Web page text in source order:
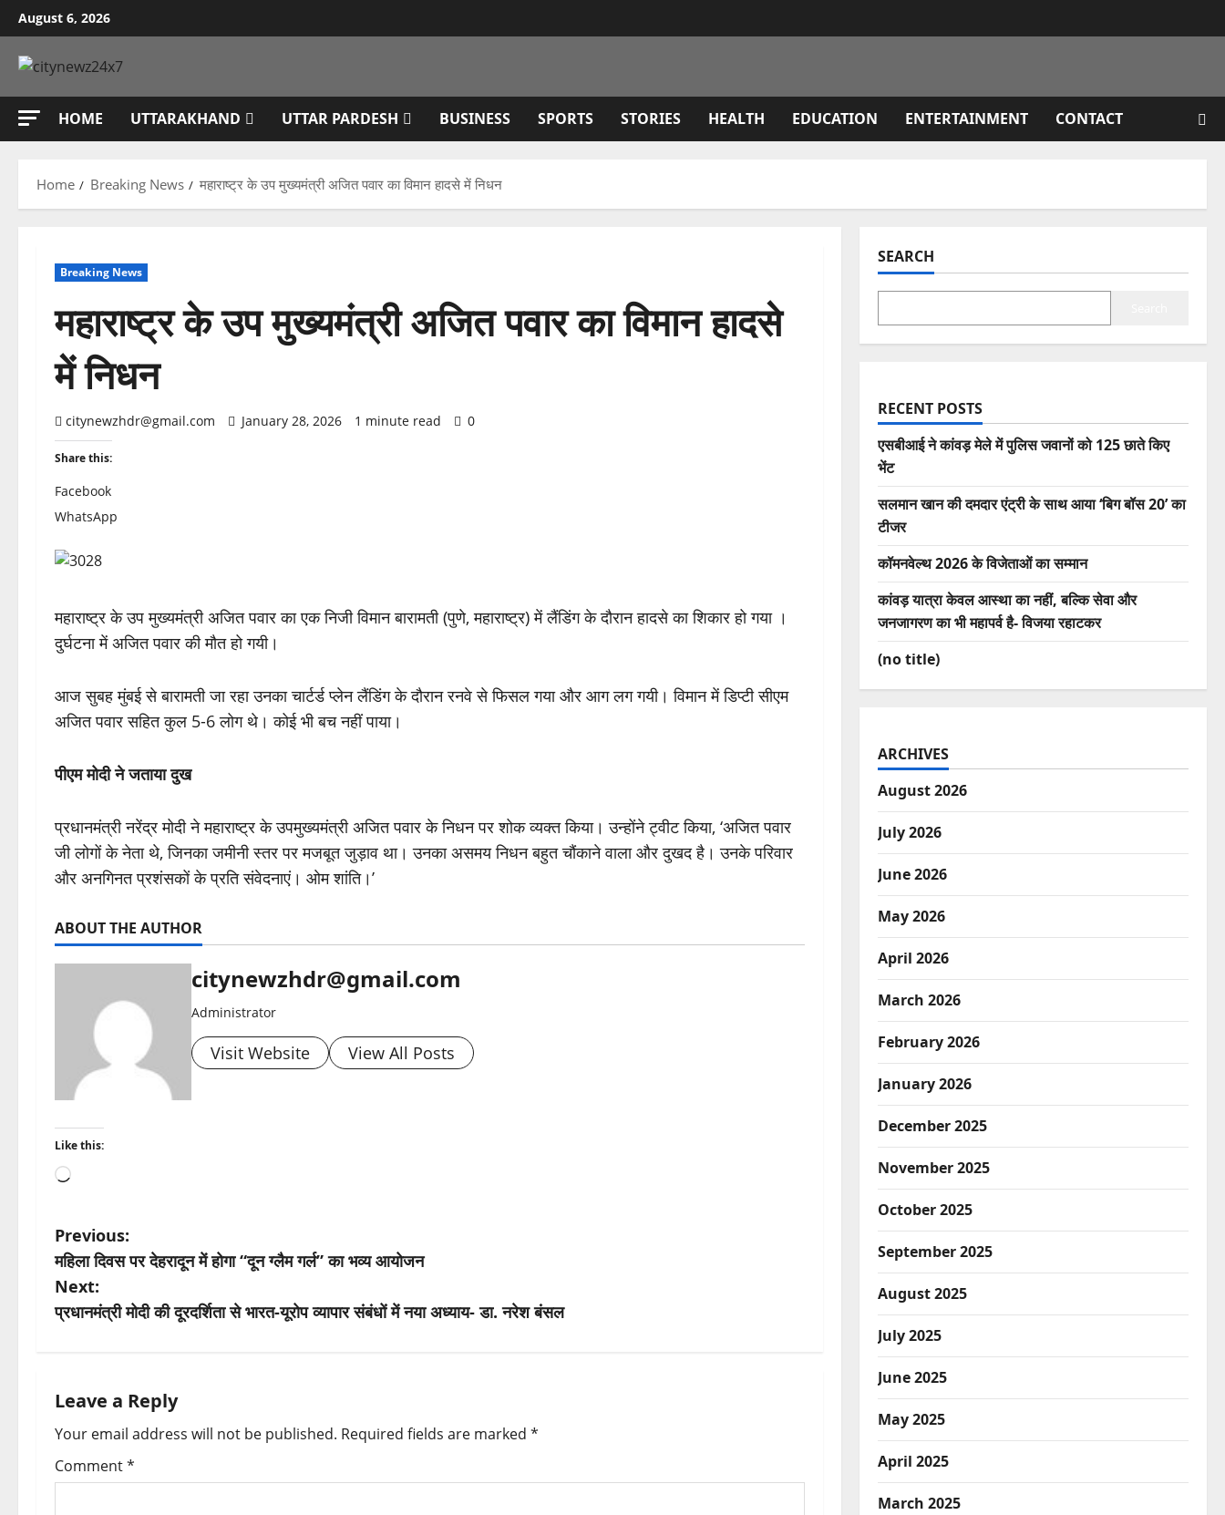
Skip
to
content
August 6, 2026
HOME UTTARAKHAND UTTAR PARDESH BUSINESS SPORTS STORIES HEALTH EDUCATION ENTERTAINMENT CONTACT
Home Breaking News महाराष्ट्र के उप मुख्यमंत्री अजित पवार का विमान हादसे में निधन
Breaking News
महाराष्ट्र के उप मुख्यमंत्री अजित पवार का विमान हादसे
में निधन
citynewzhdr@gmail.com January 28, 2026 1 minute read 0
Share this:
Facebook
WhatsApp
महाराष्ट्र के उप मुख्यमंत्री अजित पवार का एक निजी विमान बारामती (पुणे, महाराष्ट्र) में लैंडिंग के दौरान हादसे का शिकार हो गया ।
दुर्घटना में अजित पवार की मौत हो गयी।
आज सुबह मुंबई से बारामती जा रहा उनका चार्टर्ड प्लेन लैंडिंग के दौरान रनवे से फिसल गया और आग लग गयी। विमान में डिप्टी सीएम
अजित पवार सहित कुल 5-6 लोग थे। कोई भी बच नहीं पाया।
पीएम मोदी ने जताया दुख
प्रधानमंत्री नरेंद्र मोदी ने महाराष्ट्र के उपमुख्यमंत्री अजित पवार के निधन पर शोक व्यक्त किया। उन्होंने ट्वीट किया, ‘अजित पवार
जी लोगों के नेता थे, जिनका जमीनी स्तर पर मजबूत जुड़ाव था। उनका असमय निधन बहुत चौंकाने वाला और दुखद है। उनके परिवार
और अनगिनत प्रशंसकों के प्रति संवेदनाएं। ओम शांति।’
ABOUT THE AUTHOR
citynewzhdr@gmail.com
Administrator
Visit Website View All Posts
Like this:
Loading…
P
o
s
n
a
v
Previous:
महिला दिवस पर देहरादून में होगा “दून ग्लैम गर्ल” का भव्य आयोजन
Next:
प्रधानमंत्री मोदी की दूरदर्शिता से भारत-यूरोप व्यापार संबंधों में नया अध्याय- डा. नरेश बंसल
Leave a Reply
Your email address will not be published. Required fields are marked *
Comment*
SEARCH
RECENT POSTS
एसबीआई ने कांवड़ मेले में पुलिस जवानों को 125 छाते किए
भेंट
सलमान खान की दमदार एंट्री के साथ आया ‘बिग बॉस 20’ का
टीजर
कॉमनवेल्थ 2026 के विजेताओं का सम्मान
कांवड़ यात्रा केवल आस्था का नहीं, बल्कि सेवा और
जनजागरण का भी महापर्व है- विजया रहाटकर
(no title)
ARCHIVES
August 2026
July 2026
June 2026
May 2026
April 2026
March 2026
February 2026
January 2026
December 2025
November 2025
October 2025
September 2025
August 2025
July 2025
June 2025
May 2025
April 2025
March 2025